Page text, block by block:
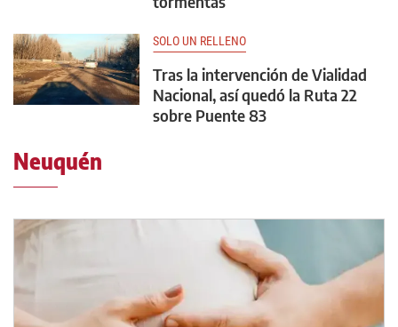
SOLO UN RELLENO
Tras la intervención de Vialidad
Nacional, así quedó la Ruta 22
sobre Puente 83
Neuquén